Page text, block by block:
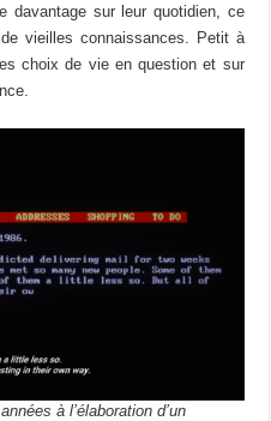
davantage sur leur quotidien, ce
vieilles connaissances. Petit à
choix de vie en question et sur
à l’élaboration d’un